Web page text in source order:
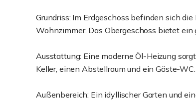
Grundriss: Im Erdgeschoss befinden sich
Wohnzimmer. Das Obergeschoss bietet
Ausstattung: Eine moderne Öl-Heizung
Keller, einen Abstellraum und ein Gäste-WC.
Außenbereich: Ein idyllischer Garten und